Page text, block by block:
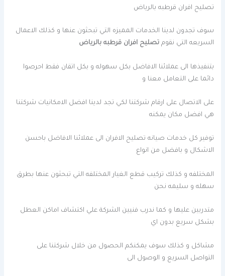
تصليح افران قرطبه بالرياض
سوف تجدون لدينا الخدمات المميزه التي تبحثون عنها و كذلك الاعمال
السريعه التي نقومتصليح افران قرطبه بالرياض
بتنفيذها الى عملائنا الافاضل بكل سهوله و بكل اتقان فقط احرصوا
دائما على التعامل معنا و
على الاتصال على ارقام شركتنا لكي تجد لدينا افضل الامكانيات شركتنا
هي افضل مكان يمكنه
توفير كل خدمات صيانه تصليح الافران الى عملائنا الافاضل باحسن
الاشكال و بافضل من انواع
المختلفه و كذلك تركيب قطع الغيار المختلفه التي تبحثون عنها بطرق
سهله و سليمه نحن
متدربين عليها و كما ندرب فنيين الشركة علي اكتشاف اماكن العطل
بشكل سريع بدون اي
مشاكل و كذلك سوف يمكنكم الحصول من خلال شركتنا على
التواصل السريع و الوصول الى